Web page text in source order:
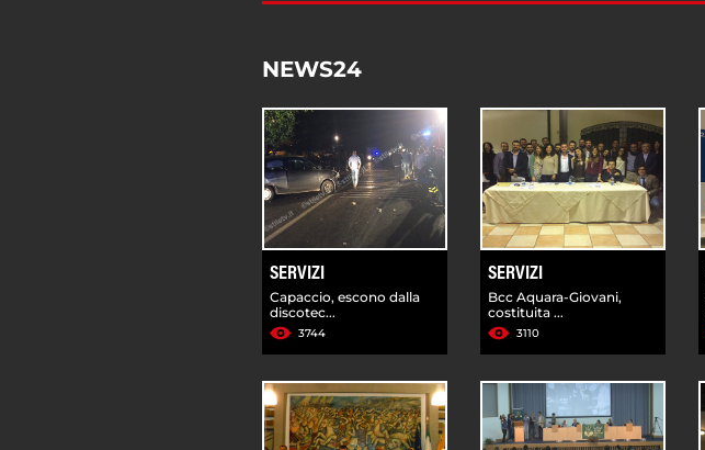
NEWS24
SERVIZI
Capaccio, escono dalla
discotec...
3744
SERVIZI
Bcc Aquara-Giovani,
costituita ...
3110